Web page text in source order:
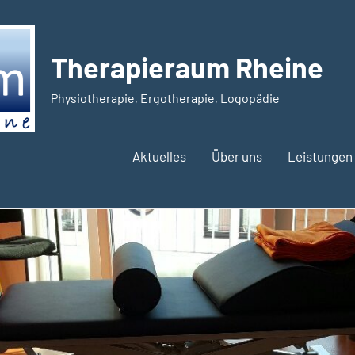
Therapieraum Rheine
Physiotherapie, Ergotherapie, Logopädie
Aktuelles Über uns Leistungen